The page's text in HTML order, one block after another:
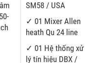
SM58 / USA
✓ 01 Mixer Allen
heath Qu 24 line
✓ 01 Hệ thống xử
lý tín hiệu DBX /